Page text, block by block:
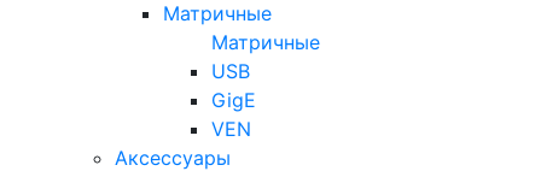
Матричные
Матричные
USB
GigE
VEN
Аксессуары